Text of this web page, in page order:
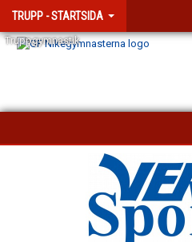
TRUPP - STARTSIDA
Truppgymnastik
BÖRJA TRUPPGYMNASTIK
TÄVLINGSBESTÄMMELSER